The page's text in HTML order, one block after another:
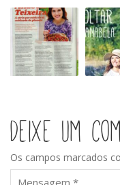
Revistas
Deixe um
Os campos marcados